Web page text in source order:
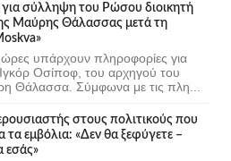
σύλληψη του Ρώσου διοικητή
Mαύρης Θάλασσας μετά τη
ώρες υπάρχουν πληροφορίες για
Οσίποφ, του αρχηγού του
Θάλασσα. Σύμφωνα με τις πλη...
στους πολιτικούς που
τα εμβόλια: «Δεν θα ξεφύγετε –
εσάς»